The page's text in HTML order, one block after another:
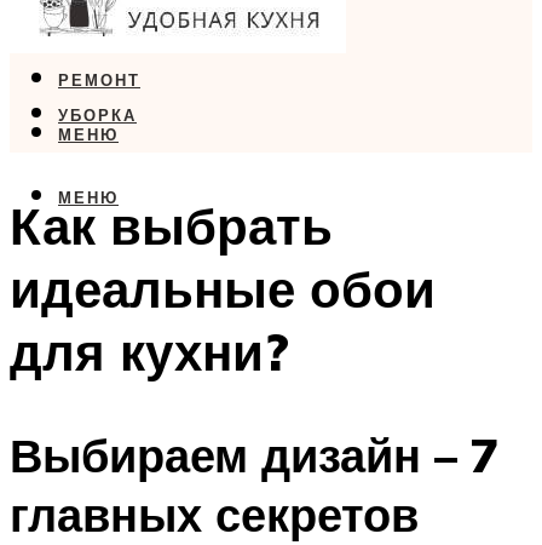
ЕДА
РЕМОНТ
УБОРКА
МЕНЮ
МЕНЮ
Как выбрать
идеальные обои
для кухни?
Выбираем дизайн – 7
главных секретов